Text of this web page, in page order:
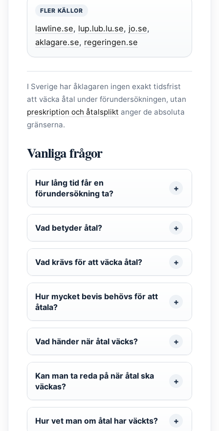
FLER KÄLLOR
lawline.se, lup.lub.lu.se, jo.se,
aklagare.se, regeringen.se
I Sverige har åklagaren ingen exakt tidsfrist
att väcka åtal under förundersökningen, utan
preskription och åtalsplikt anger de absoluta
gränserna.
Vanliga frågor
Hur lång tid får en
förundersökning ta?
Vad betyder åtal?
Vad krävs för att väcka åtal?
Hur mycket bevis behövs för att
åtala?
Vad händer när åtal väcks?
Kan man ta reda på när åtal ska
väckas?
Hur vet man om åtal har väckts?